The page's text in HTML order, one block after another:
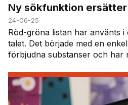
Ny sökfunktion
24-06-25
Röd-gröna listan har använts
talet. Det började med en
förbjudna substanser och har